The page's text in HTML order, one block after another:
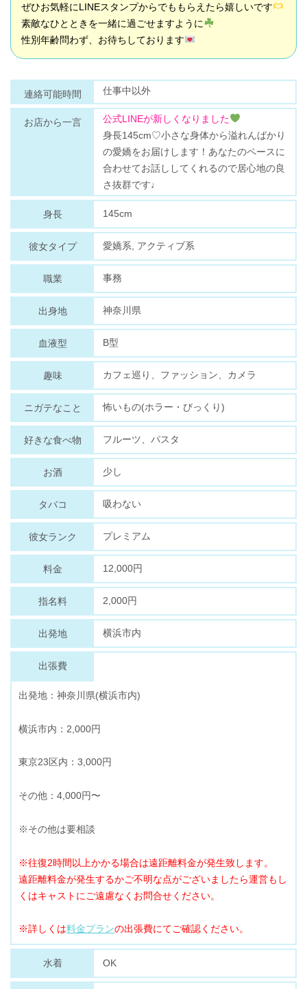
ぜひお気軽にLINEスタンプからでももらえたら嬉しいです
素敵なひとときを一緒に過ごせますように
性別年齢問わず、お待ちしております
連絡可能時間 仕事中以外
お店から一言
公式LINEが新しくなりました
身長145cm♡小さな身体から溢れんばかり
の愛嬌をお届けします！あなたのペースに
合わせてお話ししてくれるので居心地の良
さ抜群です♩
身長 145cm
彼女タイプ 愛嬌系, アクティブ系
職業 事務
出身地 神奈川県
血液型 B型
趣味 カフェ巡り、ファッション、カメラ
ニガテなこと 怖いもの(ホラー・びっくり)
好きな食べ物 フルーツ、パスタ
お酒 少し
タバコ 吸わない
彼女ランク プレミアム
料金 12,000円
指名料 2,000円
出発地 横浜市内
出張費
出発地：神奈川県(横浜市内)
横浜市内：2,000円
東京23区内：3,000円
その他：4,000円〜
※その他は要相談
※往復2時間以上かかる場合は遠距離料金が発生致します。
遠距離料金が発生するかご不明な点がございましたら運営もし
くはキャストにご遠慮なくお問合せください。
※詳しくは料金プランの出張費にてご確認ください。
水着 OK